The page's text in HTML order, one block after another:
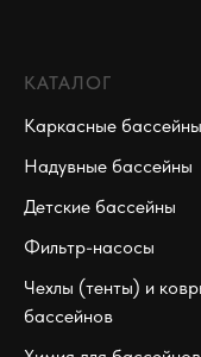
КАТАЛОГ
Каркасные бассейны
Надувные бассейны
Детские бассейны
Фильтр-насосы
Чехлы (тенты) и
бассейнов